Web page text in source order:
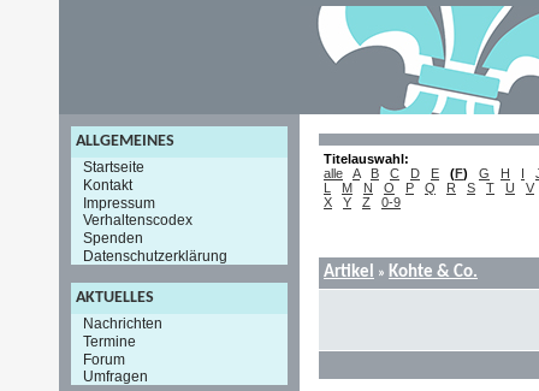
ALLGEMEINES
Startseite
Kontakt
Impressum
Verhaltenscodex
Spenden
Datenschutzerklärung
AKTUELLES
Nachrichten
Termine
Forum
Umfragen
Titelauswahl:
alle
A B C D E (F) G H I
L
M N O P Q R S T U
V
X
Y Z 0-9
Artikel » Kohte & Co.